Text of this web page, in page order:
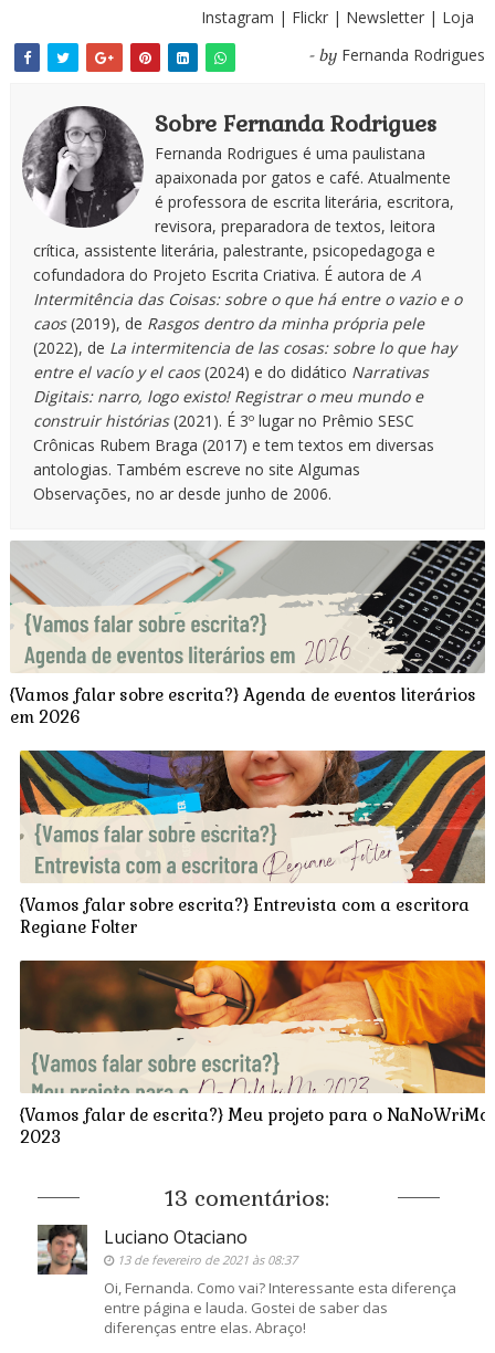
Instagram | Flickr | Newsletter | Loja
- by Fernanda Rodrigues
Sobre Fernanda Rodrigues
Fernanda Rodrigues é uma paulistana
apaixonada por gatos e café. Atualmente
é professora de escrita literária, escritora,
revisora, preparadora de textos, leitora
crítica, assistente literária, palestrante, psicopedagoga e
cofundadora do Projeto Escrita Criativa. É autora de A
Intermitência das Coisas: sobre o que há entre o vazio e o
caos(2019), de Rasgos dentro da minha própria pele
(2022), de La intermitencia de las cosas: sobre lo que hay
entre el vacío y el caos(2024) e do didático Narrativas
Digitais: narro, logo existo! Registrar o meu mundo e
construir histórias(2021). É 3º lugar no Prêmio SESC
Crônicas Rubem Braga (2017) e tem textos em diversas
antologias. Também escreve no site Algumas
Observações, no ar desde junho de 2006.
{Vamos falar sobre escrita?} Agenda de eventos literários
em 2026
{Vamos falar sobre escrita?} Entrevista com a escritora
Regiane Folter
{Vamos falar de escrita?} Meu projeto para o NaNoWriMo
2023
13 comentários:
Luciano Otaciano
13 de fevereiro de 2021 às 08:37
Oi, Fernanda. Como vai? Interessante esta diferença
entre página e lauda. Gostei de saber das
diferenças entre elas. Abraço!